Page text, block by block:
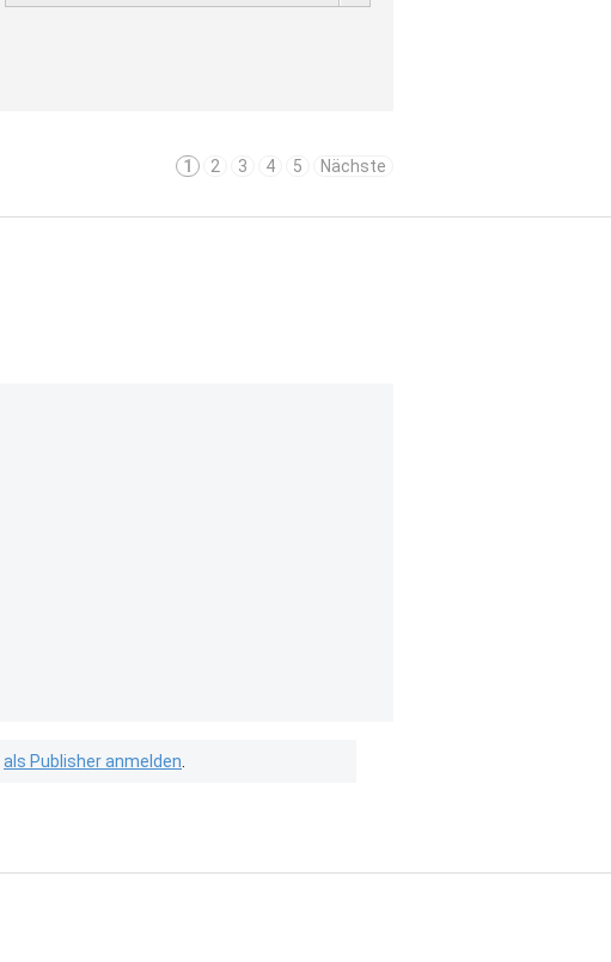
1 2 3 4 5 Nächste
als Publisher anmelden